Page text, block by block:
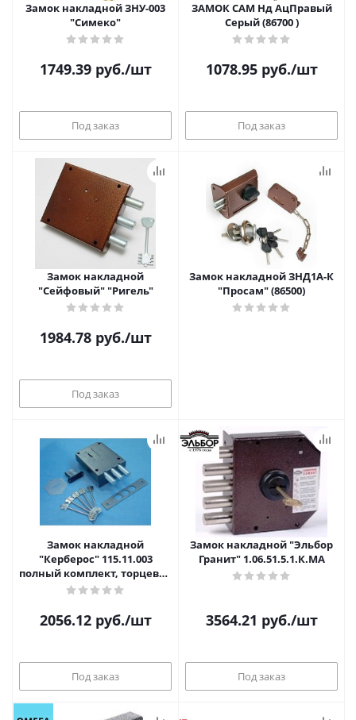
Замок накладной ЗНУ-003
"Симеко"
1749.39руб./шт
Под заказ
ЗАМОК САМ Нд АцПравый
Серый (86700 )
1078.95руб./шт
Под заказ
Замок накладной
"Сейфовый" "Ригель"
1984.78руб./шт
Под заказ
Замок накладной ЗНД1А-К
"Просам" (86500)
Замок накладной
"Керберос" 115.11.003
полный комплект, торцевая
планка (г.Санкт-Петербург)
2056.12руб./шт
Под заказ
Замок накладной "Эльбор
Гранит" 1.06.51.5.1.К.МА
3564.21 руб./шт
Под заказ